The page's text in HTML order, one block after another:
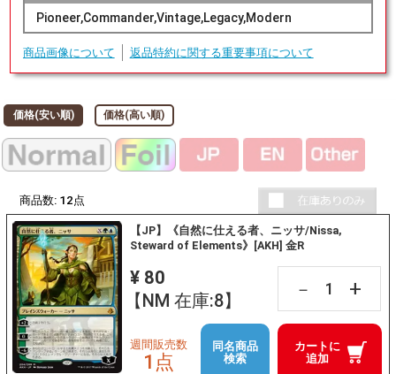
Pioneer,Commander,Vintage,Legacy,Modern
商品画像について 返品特約に関する重要事項について
価格(安い順) 価格(高い順)
商品数: 12 点
【JP】《自然に仕える者、ニッサ/Nissa,
Steward of Elements》[AKH] 金R
¥ 80
【NM 在庫:8】
－ +
カートに
追加
週間販売数
1点
同名商品
検索